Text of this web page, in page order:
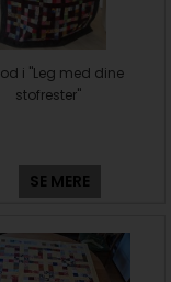
i "Leg med dine
stofrester"
SE MERE